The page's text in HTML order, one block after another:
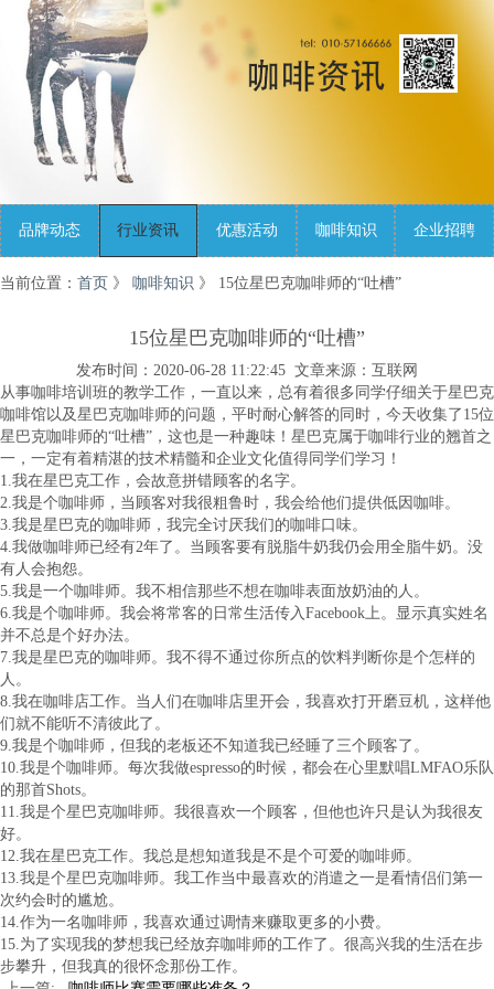
品牌动态 行业资讯 优惠活动 咖啡知识 企业招聘
当前位置： 首页 》 咖啡知识 》 15位星巴克咖啡师的“吐槽”
15位星巴克咖啡师的“吐槽”
发布时间：2020-06-28 11:22:45 文章来源：互联网
从事咖啡培训班的教学工作，一直以来，总有着很多同学仔细关于星巴克
咖啡馆以及星巴克咖啡师的问题，平时耐心解答的同时，今天收集了15位
星巴克咖啡师的“吐槽”，这也是一种趣味！星巴克属于咖啡行业的翘首之
一，一定有着精湛的技术精髓和企业文化值得同学们学习！
1.我在星巴克工作，会故意拼错顾客的名字。
2.我是个咖啡师，当顾客对我很粗鲁时，我会给他们提供低因咖啡。
3.我是星巴克的咖啡师，我完全讨厌我们的咖啡口味。
4.我做咖啡师已经有2年了。当顾客要有脱脂牛奶我仍会用全脂牛奶。没
有人会抱怨。
5.我是一个咖啡师。我不相信那些不想在咖啡表面放奶油的人。
6.我是个咖啡师。我会将常客的日常生活传入Facebook上。显示真实姓名
并不总是个好办法。
7.我是星巴克的咖啡师。我不得不通过你所点的饮料判断你是个怎样的
人。
8.我在咖啡店工作。当人们在咖啡店里开会，我喜欢打开磨豆机，这样他
们就不能听不清彼此了。
9.我是个咖啡师，但我的老板还不知道我已经睡了三个顾客了。
10.我是个咖啡师。每次我做espresso的时候，都会在心里默唱LMFAO乐队
的那首Shots。
11.我是个星巴克咖啡师。我很喜欢一个顾客，但他也许只是认为我很友
好。
12.我在星巴克工作。我总是想知道我是不是个可爱的咖啡师。
13.我是个星巴克咖啡师。我工作当中最喜欢的消遣之一是看情侣们第一
次约会时的尴尬。
14.作为一名咖啡师，我喜欢通过调情来赚取更多的小费。
15.为了实现我的梦想我已经放弃咖啡师的工作了。很高兴我的生活在步
步攀升，但我真的很怀念那份工作。